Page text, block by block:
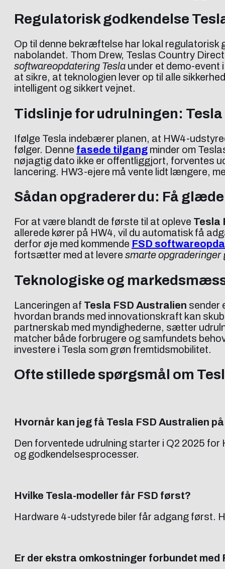
Regulatorisk godkendelse
Op til denne bekræftelse har lokal
nabolandet. Thom Drew, Teslas Country
softwareopdatering Tesla under et demo-
at sikre, at teknologien lever op til alle
intelligent og sikkert vejnet.
Tidslinje for udrulningen:
Ifølge Tesla indebærer planen, at HW4-
følger. Denne fasede tilgang minder om
nøjagtig dato ikke er offentliggjort, forventes
lancering. HW3-ejere må vente lidt længere,
Sådan opgraderer du: Få
For at være blandt de første til at opleve Tesla
allerede kører på HW4, vil du automatisk få
derfor øje med kommende FSD
fortsætter med at levere smarte opgraderinger
Teknologiske og
Lanceringen af Tesla FSD Australien sender
hvordan brands med innovationskraft kan
partnerskab med myndighederne, sætter
matcher både forbrugere og samfundets
investere i Tesla som grøn fremtidsmobilitet.
Ofte stillede spørgsmål om
Hvornår kan jeg få Tesla FSD Australien på
Den forventede udrulning starter i Q2 2025
og godkendelsesprocesser.
Hvilke Tesla-modeller får FSD først?
Hardware 4-udstyrede biler får adgang først.
Er der ekstra omkostninger forbundet med